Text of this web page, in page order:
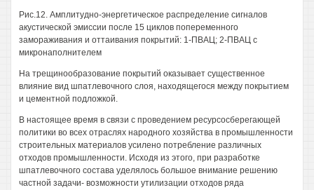
Рис.12. Амплитудно-энергетическое распределение сигналов
акустической эмиссии после 15 циклов попеременного
замораживания и оттаивания покрытий: 1-ПВАЦ; 2-ПВАЦ с
микронаполнителем
На трещинообразование покрытий оказывает существенное
влияние вид шпатлевочного слоя, находящегося между покрытием
и цементной подложкой.
В настоящее время в связи с проведением ресурсосберегающей
политики во всех отраслях народного хозяйства в промышленности
строительных материалов усилено потребление различных
отходов промышленности. Исходя из этого, при разработке
шпатлевочного состава уделялось большое внимание решению
частной задачи- возможности утилизации отходов ряда